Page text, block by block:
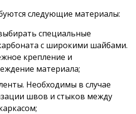
следующие материалы:
специальные
с широкими шайбами.
крепление и
материала;
Необходимы в случае
швов и стыков между